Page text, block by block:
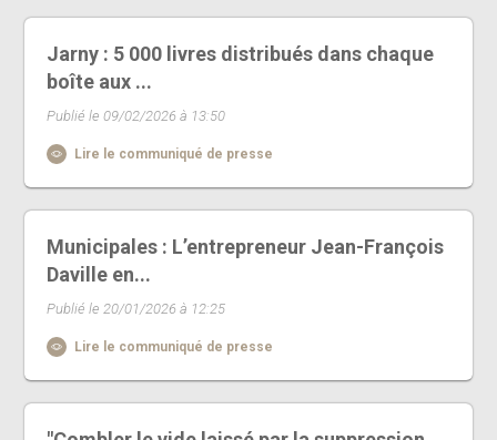
Jarny : 5 000 livres distribués dans chaque
boîte aux ...
Publié le 09/02/2026 à 13:50
Lire le communiqué de presse
Municipales : L’entrepreneur Jean-François
Daville en...
Publié le 20/01/2026 à 12:25
Lire le communiqué de presse